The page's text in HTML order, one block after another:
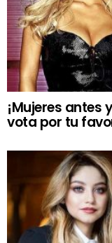
¡Mujeres antes
vota por tu